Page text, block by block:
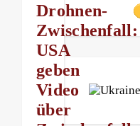
Drohnen-
Zwischenfall:
USA
geben
Video
über